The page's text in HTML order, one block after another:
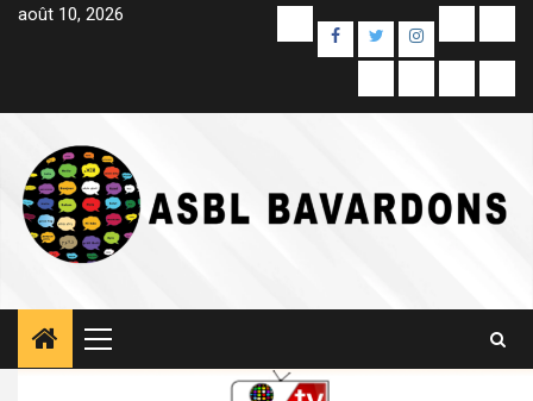
Skipaoût 10, 2026 Yelp
Facebook
TwitterInstagram
mail
Alimentairespropos
Primary
Menu